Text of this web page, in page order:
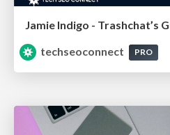
techseoconnect
PRO